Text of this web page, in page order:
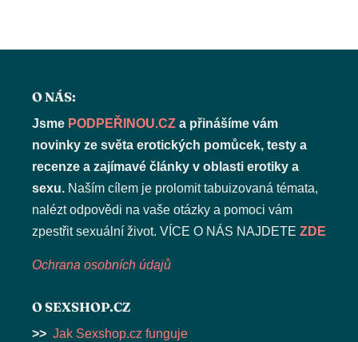
O NÁS:
Jsme PODPEŘINOU.CZ a přinášíme vám
novinky ze světa erotických pomůcek, testy a
recenze a zajímavé články v oblasti erotiky a
sexu. Naším cílem je prolomit tabuizovaná témata,
nalézt odpovědi na vaše otázky a pomoci vám
zpestřit sexuální život. VÍCE O NÁS NAJDETE ZDE
Ochrana osobních údajů
O SEXSHOP.CZ
>> Jak Sexshop.cz funguje